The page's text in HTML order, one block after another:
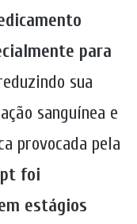
para
sua
sanguínea e
provocada pela
foi
estágios